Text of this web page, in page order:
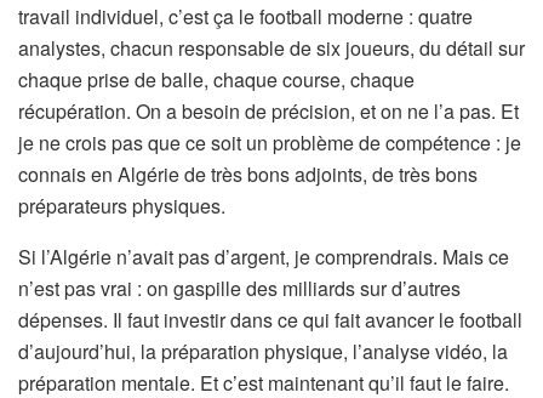
travail individuel, c’est ça le football moderne : quatre
analystes, chacun responsable de six joueurs, du détail sur
chaque prise de balle, chaque course, chaque
récupération. On a besoin de précision, et on ne l’a pas. Et
je ne crois pas que ce soit un problème de compétence : je
connais en Algérie de très bons adjoints, de très bons
préparateurs physiques.
Si l’Algérie n’avait pas d’argent, je comprendrais. Mais ce
n’est pas vrai : on gaspille des milliards sur d’autres
dépenses. Il faut investir dans ce qui fait avancer le football
d’aujourd’hui, la préparation physique, l’analyse vidéo, la
préparation mentale. Et c’est maintenant qu’il faut le faire.